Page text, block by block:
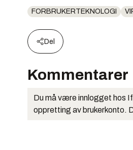
FORBRUKERTEKNOLOGI
Del
Kommentarer
Du må være innlogget hos
oppretting av brukerkonto.